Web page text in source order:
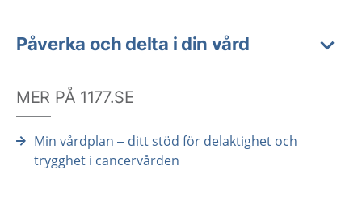
Påverka och delta i din vård
MER PÅ 1177.SE
Min vårdplan – ditt stöd för delaktighet och
trygghet i cancervården